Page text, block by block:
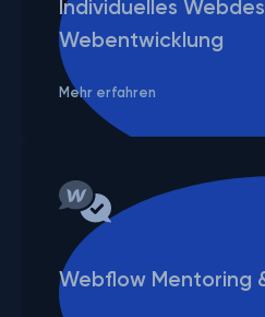
Individuelles
Webentwicklung
Mehr erfahren
Webflow Mentoring